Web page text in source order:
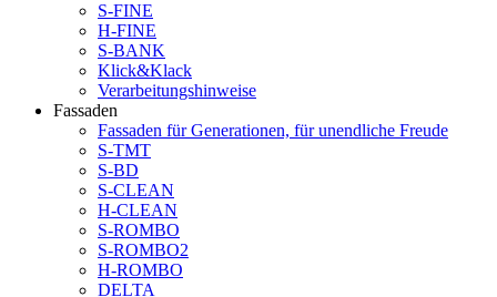
S-FINE
H-FINE
S-BANK
Klick&Klack
Verarbeitungshinweise
Fassaden
Fassaden für Generationen, für unendliche Freude
S-TMT
S-BD
S-CLEAN
H-CLEAN
S-ROMBO
S-ROMBO2
H-ROMBO
DELTA